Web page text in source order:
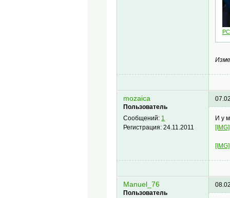
mozaica
Пользователь
Сообщений: 1
Регистрация:24.11.2011
И у
Manuel_76
Пользователь